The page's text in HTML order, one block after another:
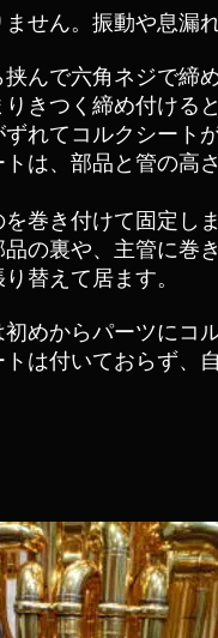
せん。振動や息漏
挟んで六角ネジで
きつく締め付ける
れてコルクシート
は、部品と管の高
巻き付けて固定し
の裏や、主管に巻
替えて居ます。
めからパーツにコ
は付いておらず、